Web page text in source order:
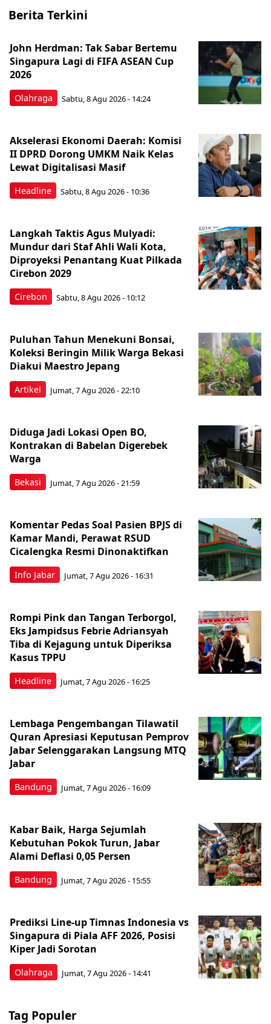
Berita Terkini
Olahraga
John Herdman: Tak Sabar Bertemu
Singapura Lagi di FIFA ASEAN Cup
2026
Sabtu, 8 Agu 2026 - 14:24
Headline
Akselerasi Ekonomi Daerah: Komisi
II DPRD Dorong UMKM Naik Kelas
Lewat Digitalisasi Masif
Sabtu, 8 Agu 2026 - 10:36
Cirebon
Langkah Taktis Agus Mulyadi:
Mundur dari Staf Ahli Wali Kota,
Diproyeksi Penantang Kuat Pilkada
Cirebon 2029
Sabtu, 8 Agu 2026 - 10:12
Artikel
Puluhan Tahun Menekuni Bonsai,
Koleksi Beringin Milik Warga Bekasi
Diakui Maestro Jepang
Jumat, 7 Agu 2026 - 22:10
Bekasi
Diduga Jadi Lokasi Open BO,
Kontrakan di Babelan Digerebek
Warga
Jumat, 7 Agu 2026 - 21:59
Info Jabar
Komentar Pedas Soal Pasien BPJS di
Kamar Mandi, Perawat RSUD
Cicalengka Resmi Dinonaktifkan
Jumat, 7 Agu 2026 - 16:31
Headline
Rompi Pink dan Tangan Terborgol,
Eks Jampidsus Febrie Adriansyah
Tiba di Kejagung untuk Diperiksa
Kasus TPPU
Jumat, 7 Agu 2026 - 16:25
Bandung
Lembaga Pengembangan Tilawatil
Quran Apresiasi Keputusan Pemprov
Jabar Selenggarakan Langsung MTQ
Jabar
Jumat, 7 Agu 2026 - 16:09
Bandung
Kabar Baik, Harga Sejumlah
Kebutuhan Pokok Turun, Jabar
Alami Deflasi 0,05 Persen
Jumat, 7 Agu 2026 - 15:55
Olahraga
Prediksi Line-up Timnas Indonesia vs
Singapura di Piala AFF 2026, Posisi
Kiper Jadi Sorotan
Jumat, 7 Agu 2026 - 14:41
Tag Populer